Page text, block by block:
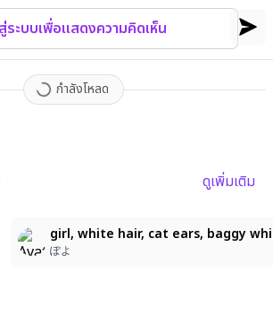
ระบบเพื่อแสดงความคิดเห็น
กำลังโหลด
ดูเพิ่มเติม
girl, white hair, cat ears, baggy
ぽよ